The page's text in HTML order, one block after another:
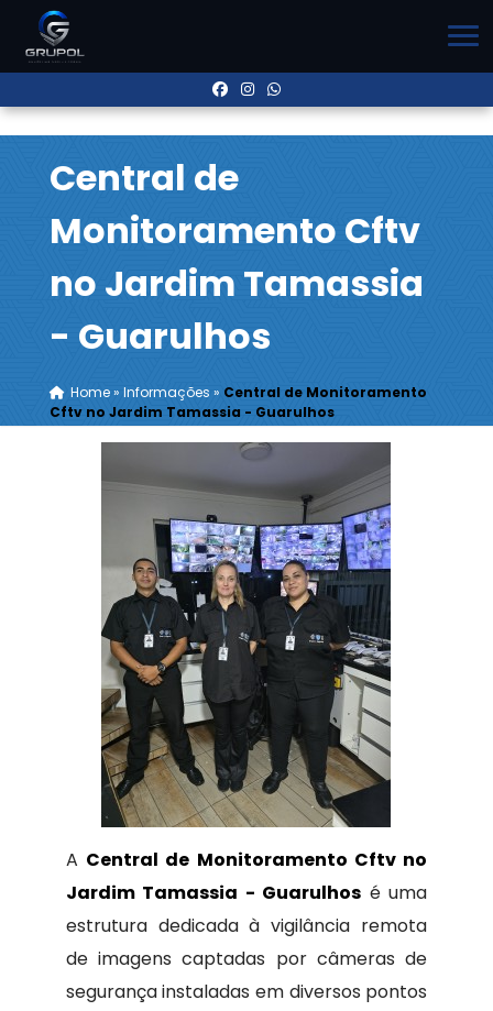
Central de
Monitoramento Cftv
no Jardim Tamassia
- Guarulhos
Home» Informações » Central de Monitoramento
Cftv no Jardim Tamassia - Guarulhos
A Central de Monitoramento Cftv no
Jardim Tamassia - Guarulhos é uma
estrutura dedicada à vigilância remota
de imagens captadas por câmeras de
segurança instaladas em diversos pontos